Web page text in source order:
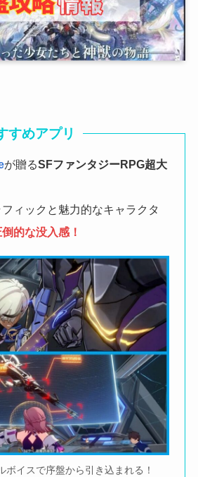
すめアプリ
が贈るSFファンタジーRPG超大
ィックと魅力的なキャラクタ
倒的な没入感！
ボイスで序盤から引き込まれる！